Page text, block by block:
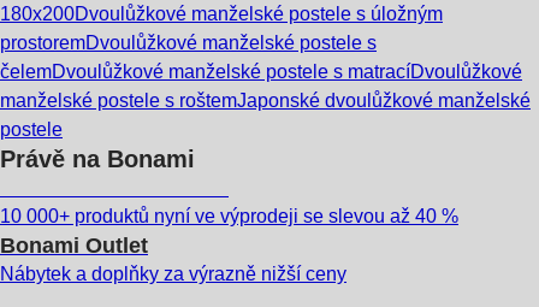
180x200Dvoulůžkové manželské postele s úložným
prostoremDvoulůžkové manželské postele s
čelemDvoulůžkové manželské postele s matracíDvoulůžkové
manželské postele s roštemJaponské dvoulůžkové manželské
postele
Právě na Bonami
10 000+ produktů nyní ve výprodeji se slevou až 40 %
Bonami Outlet
Nábytek a doplňky za výrazně nižší ceny